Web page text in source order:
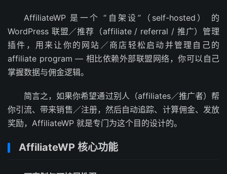
AffiliateWP 是一个 “自架设”（self-hosted） 的
WordPress 联盟／推荐（affiliate / referral / 推广）管理
插件，用来让你的网站／商店轻松启动并管理自己的
affiliate program — 相比依赖外部联盟网络，你可以自己
掌握数据与佣金逻辑。
简言之，如果你希望通过别人（affiliates／推广者）帮
你引流、带来销售／注册，然后自动追踪、计算佣金、发放
奖励，AffiliateWP 就是专门为这个目的设计的。
AffiliateWP 核心功能